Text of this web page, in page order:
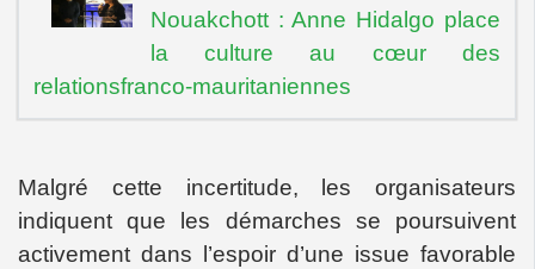
Nouakchott : Anne Hidalgo place
la culture au cœur des
relationsfranco-mauritaniennes
Malgré cette incertitude, les organisateurs
indiquent que les démarches se poursuivent
activement dans l’espoir d’une issue favorable